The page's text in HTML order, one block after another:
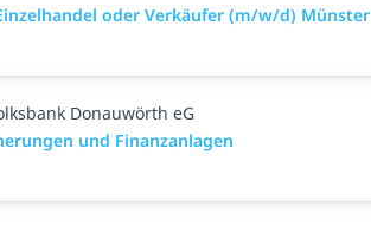
oder Verkäufer (m/w/d) Münster
Donauwörth eG
und Finanzanlagen